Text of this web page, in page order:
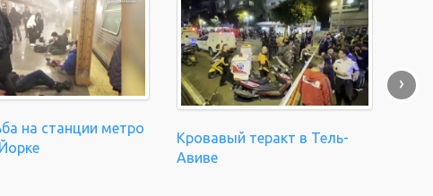
на станции метро
Кровавый теракт в Тель-
Авиве
›